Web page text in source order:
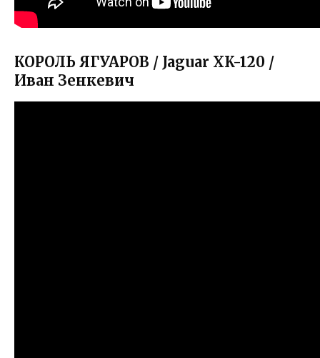
КОРОЛЬ ЯГУАРОВ / Jaguar XK-120 /
Иван Зенкевич